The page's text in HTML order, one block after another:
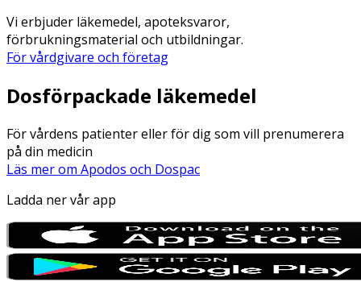
Vi erbjuder läkemedel, apoteksvaror,
förbrukningsmaterial och utbildningar.
För vårdgivare och företag
Dosförpackade läkemedel
För vårdens patienter eller för dig som vill prenumerera
på din medicin
Läs mer om Apodos och Dospac
Ladda ner vår app